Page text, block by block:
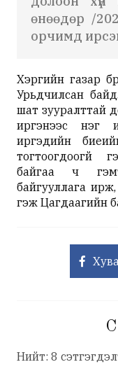
өнөөдөр /
орчимд
Хэргийн газар
Урьдчилсан
шат зууралттай
иргэнээс нэг
иргэдийн
тогтоогдоогүй
байгаа ч
байгууллага ирж,
гэж Цагдаагийн
Нийт: 8